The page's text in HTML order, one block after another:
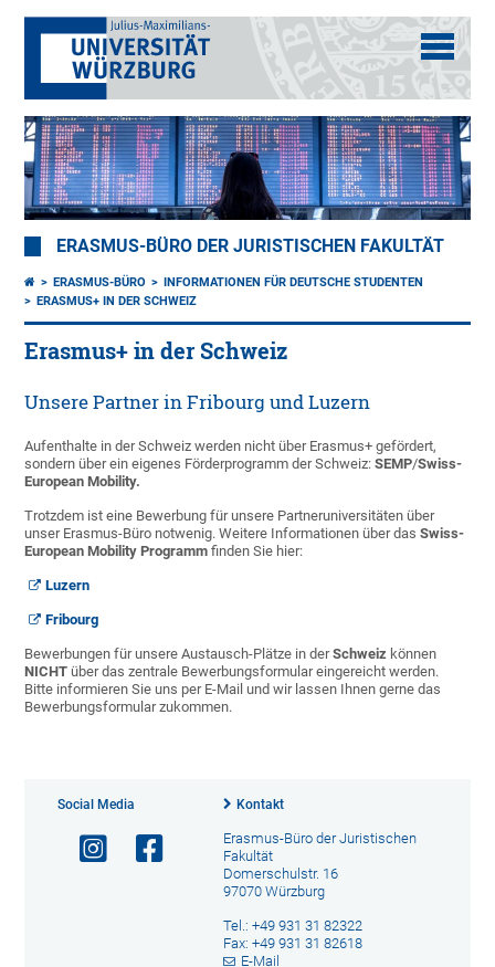
ERASMUS-BÜRO DER JURISTISCHEN FAKULTÄT
ERASMUS-BÜRO
INFORMATIONEN FÜR DEUTSCHE STUDENTEN
ERASMUS+ IN DER SCHWEIZ
Erasmus+ in der Schweiz
Unsere Partner in Fribourg und Luzern
Aufenthalte in der Schweiz werden nicht über Erasmus+ gefördert,
sondern über ein eigenes Förderprogramm der Schweiz:SEMP/Swiss-
European Mobility.
Trotzdem ist eine Bewerbung für unsere Partneruniversitäten über
unser Erasmus-Büro notwenig. Weitere Informationen über dasSwiss-
European Mobility Programm finden Sie hier:
Luzern
Fribourg
Bewerbungen für unsere Austausch-Plätze in derSchweiz können
NICHT über das zentrale Bewerbungsformular eingereicht werden.
Bitte informieren Sie uns per E-Mail und wir lassen Ihnen gerne das
Bewerbungsformular zukommen.
Social Media Kontakt
Erasmus-Büro der Juristischen
Fakultät
Domerschulstr. 16
97070 Würzburg
Tel.: +49 931 31 82322
Fax: +49 931 31 82618
E-Mail